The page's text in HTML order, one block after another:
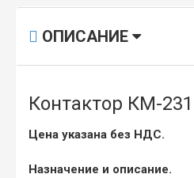
ОПИСАНИЕ
Контактор КМ-
Цена указана без НДС.
Назначение и описание.